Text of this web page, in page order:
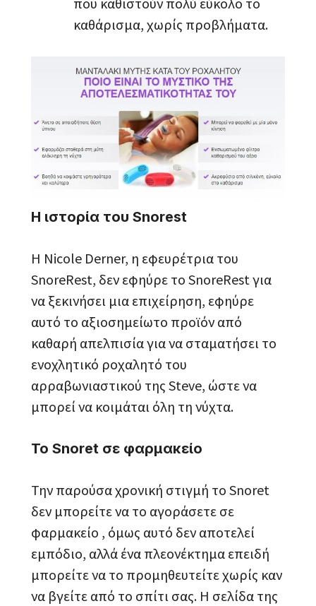
καθάρισμα, χωρίς προβλήματα.
Η ιστορία του Snorest
Η Nicole Derner, η εφευρέτρια του
SnoreRest, δεν εφηύρε το SnoreRest για
να ξεκινήσει μια επιχείρηση, εφηύρε
αυτό το αξιοσημείωτο προϊόν από
καθαρή απελπισία για να σταματήσει το
ενοχλητικό ροχαλητό του
αρραβωνιαστικού της Steve, ώστε να
μπορεί να κοιμάται όλη τη νύχτα.
Το Snoret σε φαρμακείο
Την παρούσα χρονική στιγμή το Snoret
δεν μπορείτε να το αγοράσετε σε
φαρμακείο , όμως αυτό δεν αποτελεί
εμπόδιο, αλλά ένα πλεονέκτημα επειδή
μπορείτε να το προμηθευτείτε χωρίς καν
να βγείτε από το σπίτι σας. Η σελίδα της